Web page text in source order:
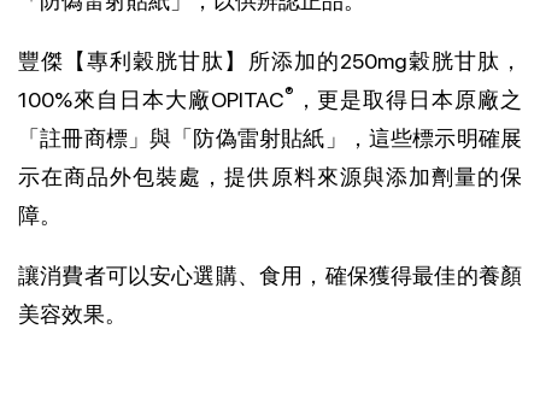
豐傑【專利穀胱甘肽】所添加的250mg穀胱甘肽，
100%來自日本大廠OPITAC®
，更是取得日本原廠之
「註冊商標」與「防偽雷射貼紙」，這些標示明確展
示在商品外包裝處，提供原料來源與添加劑量的保
障。
讓消費者可以安心選購、食用，確保獲得最佳的養顏
美容效果。